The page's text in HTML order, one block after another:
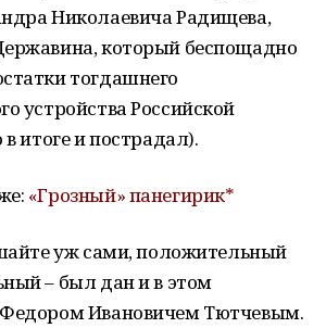
Николаевича Радищева,
который беспощадно
тогдашнего
устройства Российской
итоге и пострадал).
«Грозный» панегирик*
уж сами, положительный
– был дан и в этом
Ивановичем Тютчевым.